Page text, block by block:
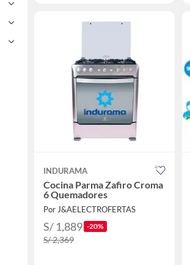
INDURAMA
Cocina Parma Zafiro Croma
6 Quemadores
Por J&AELECTROFERTAS
S/ 1,889 -20%
S/ 2,369